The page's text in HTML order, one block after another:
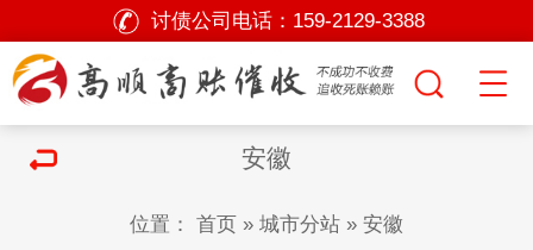
讨债公司电话： 159-2129-3388
安徽
位置： 首页 » 城市分站 » 安徽